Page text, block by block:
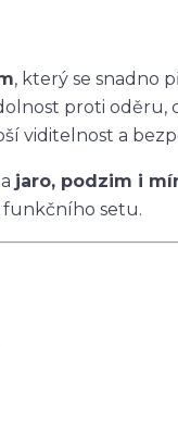
, který se snadno
proti oděru,
viditelnost a
jaro, podzim i
funkčního setu.